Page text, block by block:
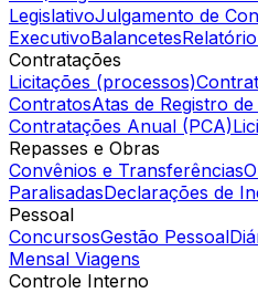
LegislativoJulgamento de
ExecutivoBalancetes
Contratações
Licitações (processos)
ContratosAtas de Registro
Contratações Anual (PCA)
Repasses e Obras
Convênios e Transferências
ParalisadasDeclarações de
Pessoal
ConcursosGestão Pessoal
Mensal Viagens
Controle Interno